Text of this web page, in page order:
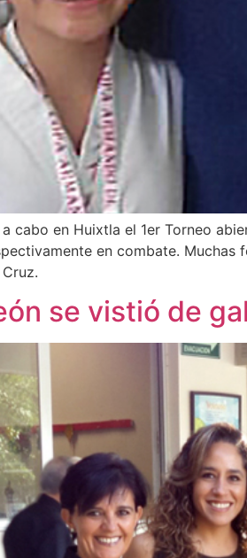
cabo en Huixtla el 1er Torneo
en combate.
se vistió de